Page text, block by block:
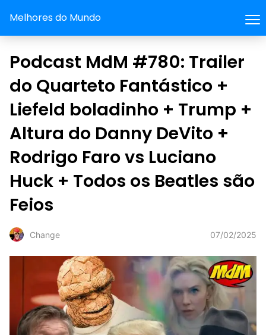
Melhores do Mundo
Podcast MdM #780: Trailer
do Quarteto Fantástico +
Liefeld boladinho + Trump +
Altura do Danny DeVito +
Rodrigo Faro vs Luciano
Huck + Todos os Beatles são
Feios
Change 07/02/2025